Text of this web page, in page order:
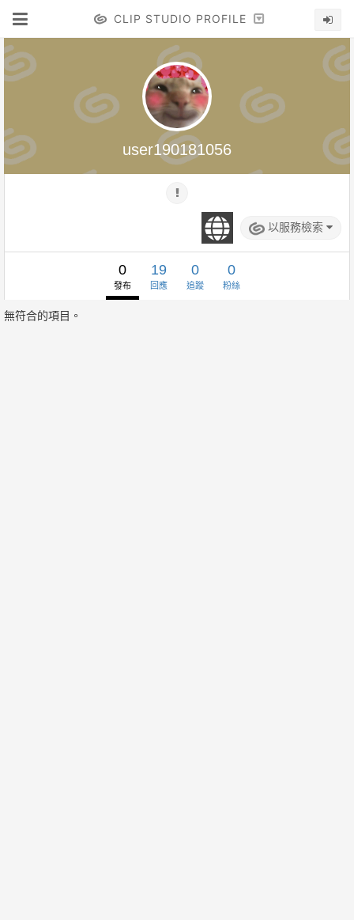
CLIP STUDIO PROFILE
user190181056
以服務檢索
0
發布
19
回應
0
追蹤
0
粉絲
無符合的項目。